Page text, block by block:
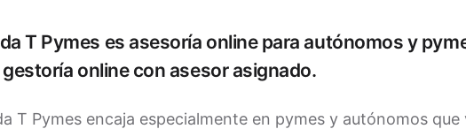
T Pymes es asesoría online para autónomos y
online con asesor asignado.
T Pymes encaja especialmente en pymes y autónomos que